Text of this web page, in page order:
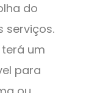
do
serviços.
um
para